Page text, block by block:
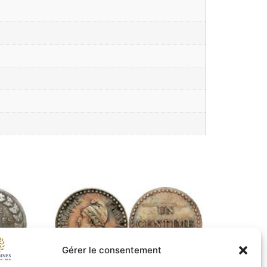
Gérer le consentement